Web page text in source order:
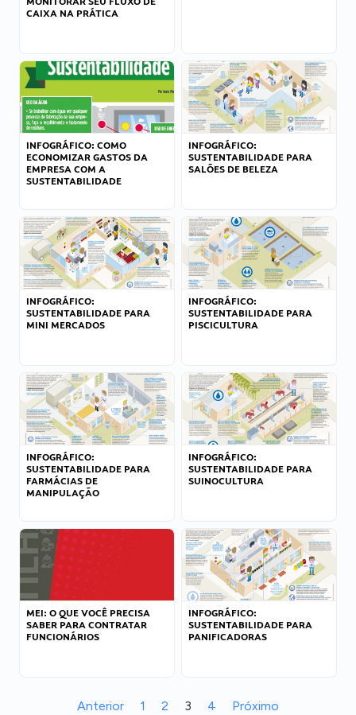
CAIXA NA PRÁTICA
INFOGRÁFICO: COMO
ECONOMIZAR GASTOS DA
EMPRESA COM A
SUSTENTABILIDADE
INFOGRÁFICO:
SUSTENTABILIDADE PARA
SALÕES DE BELEZA
INFOGRÁFICO:
SUSTENTABILIDADE PARA
MINI MERCADOS
INFOGRÁFICO:
SUSTENTABILIDADE PARA
PISCICULTURA
INFOGRÁFICO:
SUSTENTABILIDADE PARA
FARMÁCIAS DE
MANIPULAÇÃO
INFOGRÁFICO:
SUSTENTABILIDADE PARA
SUINOCULTURA
MEI: O QUE VOCÊ PRECISA
SABER PARA CONTRATAR
FUNCIONÁRIOS
INFOGRÁFICO:
SUSTENTABILIDADE PARA
PANIFICADORAS
Anterior 1 2 3 4 Próximo